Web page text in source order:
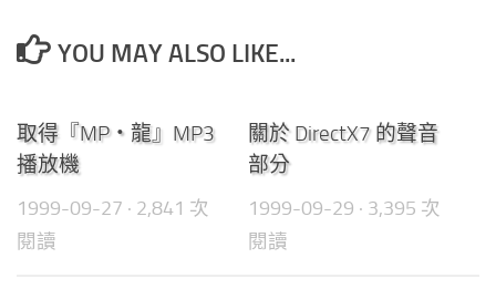
YOU MAY ALSO LIKE...
取得『MP‧龍』MP3
播放機
1999-09-27 · 2,841 次
閱讀
關於 DirectX7 的聲音
部分
1999-09-29 · 3,395 次
閱讀